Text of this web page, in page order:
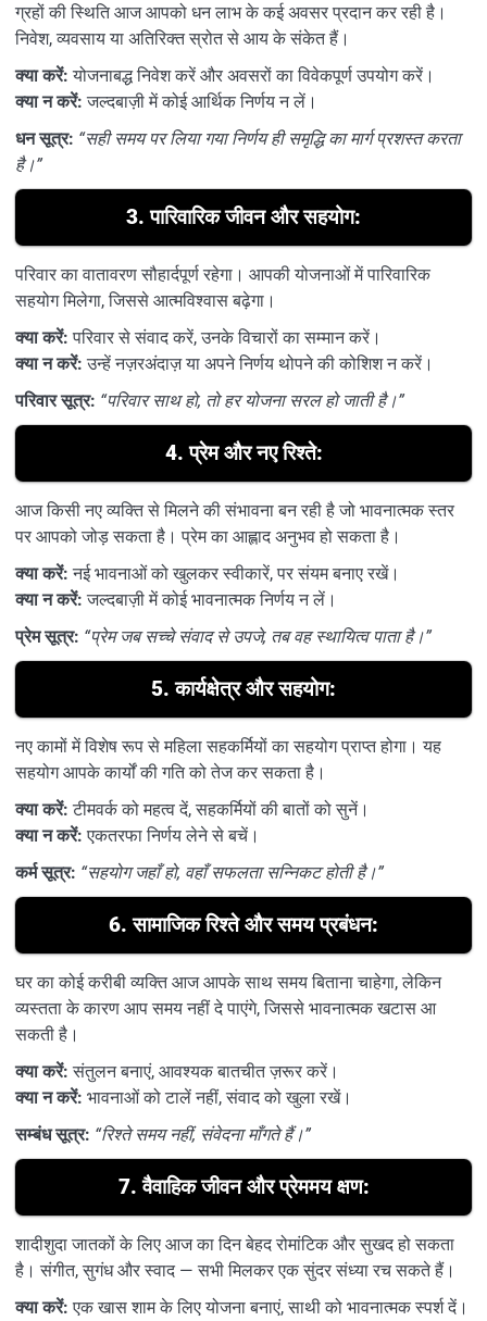
ग्रहों की स्थिति आज आपको धन लाभ के कई अवसर प्रदान कर रही है।
निवेश, व्यवसाय या अतिरिक्त स्रोत से आय के संकेत हैं।
क्या करें: योजनाबद्ध निवेश करें और अवसरों का विवेकपूर्ण उपयोग करें।
क्या न करें: जल्दबाज़ी में कोई आर्थिक निर्णय न लें।
धन सूत्र: “सही समय पर लिया गया निर्णय ही समृद्धि का मार्ग प्रशस्त करता
है।”
3.पारिवारिक जीवन और सहयोग:
परिवार का वातावरण सौहार्दपूर्ण रहेगा। आपकी योजनाओं में पारिवारिक
सहयोग मिलेगा, जिससे आत्मविश्वास बढ़ेगा।
क्या करें: परिवार से संवाद करें, उनके विचारों का सम्मान करें।
क्या न करें: उन्हें नज़रअंदाज़ या अपने निर्णय थोपने की कोशिश न करें।
परिवार सूत्र: “परिवार साथ हो, तो हर योजना सरल हो जाती है।”
4.प्रेम और नए रिश्ते:
आज किसी नए व्यक्ति से मिलने की संभावना बन रही है जो भावनात्मक स्तर
पर आपको जोड़ सकता है। प्रेम का आह्लाद अनुभव हो सकता है।
क्या करें: नई भावनाओं को खुलकर स्वीकारें, पर संयम बनाए रखें।
क्या न करें: जल्दबाज़ी में कोई भावनात्मक निर्णय न लें।
प्रेम सूत्र: “प्रेम जब सच्चे संवाद से उपजे, तब वह स्थायित्व पाता है।”
5.कार्यक्षेत्र और सहयोग:
नए कामों में विशेष रूप से महिला सहकर्मियों का सहयोग प्राप्त होगा। यह
सहयोग आपके कार्यों की गति को तेज कर सकता है।
क्या करें: टीमवर्क को महत्व दें, सहकर्मियों की बातों को सुनें।
क्या न करें: एकतरफा निर्णय लेने से बचें।
कर्म सूत्र: “सहयोग जहाँ हो, वहाँ सफलता सन्निकट होती है।”
6.सामाजिक रिश्ते और समय प्रबंधन:
घर का कोई करीबी व्यक्ति आज आपके साथ समय बिताना चाहेगा, लेकिन
व्यस्तता के कारण आप समय नहीं दे पाएंगे, जिससे भावनात्मक खटास आ
सकती है।
क्या करें: संतुलन बनाएं, आवश्यक बातचीत ज़रूर करें।
क्या न करें: भावनाओं को टालें नहीं, संवाद को खुला रखें।
सम्बंध सूत्र: “रिश्ते समय नहीं, संवेदना माँगते हैं।”
7.वैवाहिक जीवन और प्रेममय क्षण:
शादीशुदा जातकों के लिए आज का दिन बेहद रोमांटिक और सुखद हो सकता
है। संगीत, सुगंध और स्वाद — सभी मिलकर एक सुंदर संध्या रच सकते हैं।
क्या करें: एक खास शाम के लिए योजना बनाएं, साथी को भावनात्मक स्पर्श दें।